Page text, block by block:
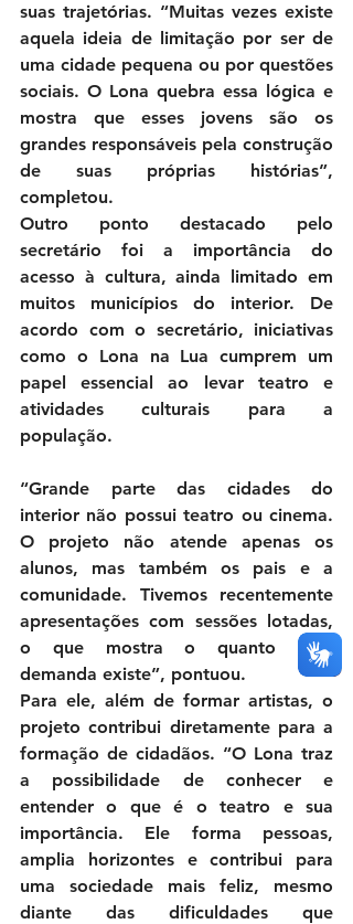
suas trajetórias. “Muitas vezes existe
aquela ideia de limitação por ser de
uma cidade pequena ou por questões
sociais. O Lona quebra essa lógica e
mostra que esses jovens são os
grandes responsáveis pela construção
de suas próprias histórias”,
completou.
Outro ponto destacado pelo
secretário foi a importância do
acesso à cultura, ainda limitado em
muitos municípios do interior. De
acordo com o secretário, iniciativas
como o Lona na Lua cumprem um
papel essencial ao levar teatro e
atividades culturais para a
população.
“Grande parte das cidades do
interior não possui teatro ou cinema.
O projeto não atende apenas os
alunos, mas também os pais e a
comunidade. Tivemos recentemente
apresentações com sessões lotadas,
o que mostra o quanto essa
demanda existe”, pontuou.
Para ele, além de formar artistas, o
projeto contribui diretamente para a
formação de cidadãos. “O Lona traz
a possibilidade de conhecer e
entender o que é o teatro e sua
importância. Ele forma pessoas,
amplia horizontes e contribui para
uma sociedade mais feliz, mesmo
diante das dificuldades que